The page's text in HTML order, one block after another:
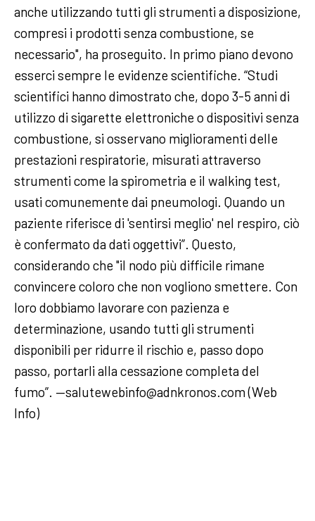
anche utilizzando tutti gli strumenti a disposizione,
compresi i prodotti senza combustione, se
necessario", ha proseguito. In primo piano devono
esserci sempre le evidenze scientifiche. “Studi
scientifici hanno dimostrato che, dopo 3-5 anni di
utilizzo di sigarette elettroniche o dispositivi senza
combustione, si osservano miglioramenti delle
prestazioni respiratorie, misurati attraverso
strumenti come la spirometria e il walking test,
usati comunemente dai pneumologi. Quando un
paziente riferisce di 'sentirsi meglio' nel respiro, ciò
è confermato da dati oggettivi”. Questo,
considerando che "il nodo più difficile rimane
convincere coloro che non vogliono smettere. Con
loro dobbiamo lavorare con pazienza e
determinazione, usando tutti gli strumenti
disponibili per ridurre il rischio e, passo dopo
passo, portarli alla cessazione completa del
fumo”. —salutewebinfo@adnkronos.com (Web
Info)